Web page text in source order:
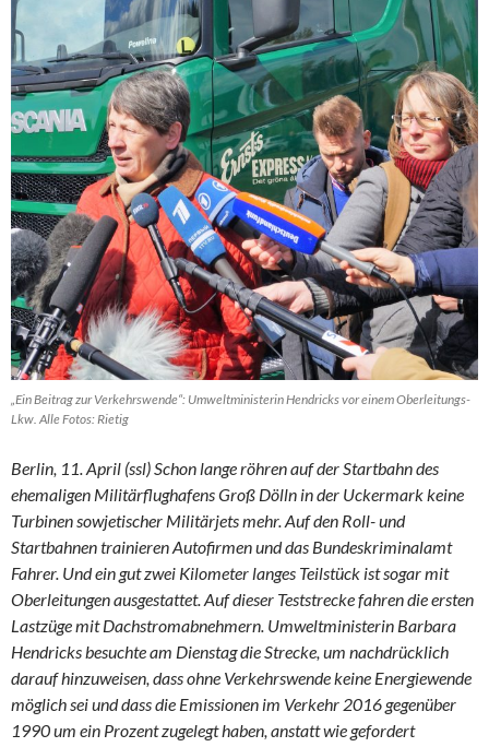
„Ein Beitrag zur Verkehrswende“: Umweltministerin Hendricks vor einem Oberleitungs-
Lkw. Alle Fotos: Rietig
Berlin, 11. April (ssl) Schon lange röhren auf der Startbahn des
ehemaligen Militärflughafens Groß Dölln in der Uckermark keine
Turbinen sowjetischer Militärjets mehr. Auf den Roll- und
Startbahnen trainieren Autofirmen und das Bundeskriminalamt
Fahrer. Und ein gut zwei Kilometer langes Teilstück ist sogar mit
Oberleitungen ausgestattet. Auf dieser Teststrecke fahren die ersten
Lastzüge mit Dachstromabnehmern. Umweltministerin Barbara
Hendricks besuchte am Dienstag die Strecke, um nachdrücklich
darauf hinzuweisen, dass ohne Verkehrswende keine Energiewende
möglich sei und dass die Emissionen im Verkehr 2016 gegenüber
1990 um ein Prozent zugelegt haben, anstatt wie gefordert